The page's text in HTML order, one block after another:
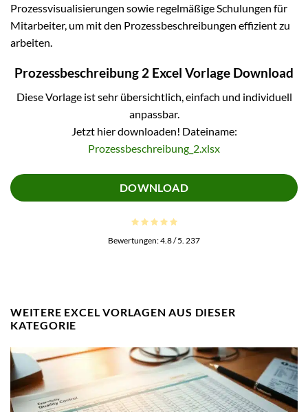
Prozessvisualisierungen sowie regelmäßige Schulungen für
Mitarbeiter, um mit den Prozessbeschreibungen effizient zu
arbeiten.
Prozessbeschreibung 2 Excel Vorlage Download
Diese Vorlage ist sehr übersichtlich, einfach und individuell
anpassbar.
Jetzt hier downloaden! Dateiname:
Prozessbeschreibung_2.xlsx
DOWNLOAD
Bewertungen:4.8/ 5. 237
WEITERE EXCEL VORLAGEN AUS DIESER
KATEGORIE